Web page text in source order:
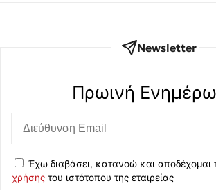
Newsletter
Πρωινή
Έχω διαβάσει, κατανοώ και αποδέχομαι
χρήσης του ιστότοπου της εταιρείας